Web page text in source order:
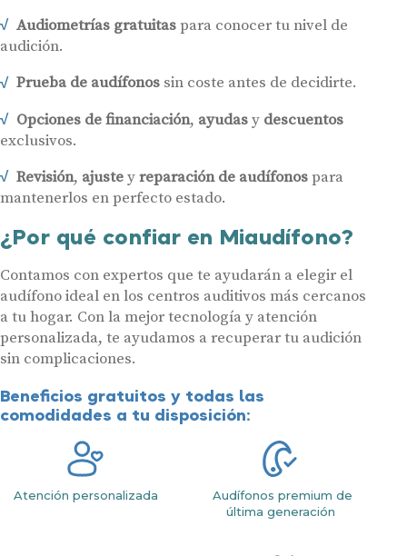
Audiometrías gratuitaspara conocer tu nivel de
audición.
Prueba de audífonossin coste antes de decidirte.
Opciones de financiación, ayudasy descuentos
exclusivos.
Revisión, ajusteyreparación de audífonospara
mantenerlos en perfecto estado.
¿Por qué confiar en Miaudífono?
Contamos con expertos que te ayudarán a elegir el
audífono ideal en los centros auditivos más cercanos
a tu hogar. Con la mejor tecnología y atención
personalizada, te ayudamos a recuperar tu audición
sin complicaciones.
Beneficios gratuitos y todas las
comodidades a tu disposición:
Atención personalizada
Audífonos premium de
última generación